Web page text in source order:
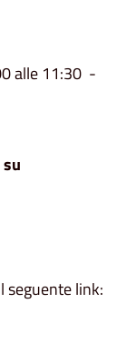
alle 11:30 -
seguente link: